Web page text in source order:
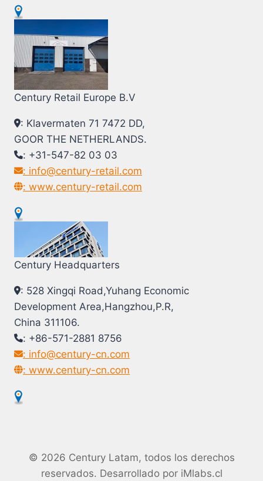
Century Retail Europe B.V
: Klavermaten 71 7472 DD,
GOOR THE NETHERLANDS.
: +31-547-82 03 03
: info@century-retail.com
: www.century-retail.com
Century Headquarters
: 528 Xingqi Road,Yuhang Economic
Development Area,Hangzhou,P.R,
China 311106.
: +86-571-2881 8756
: info@century-cn.com
: www.century-cn.com
© 2026 Century Latam, todos los derechos
reservados. Desarrollado por iMlabs.cl